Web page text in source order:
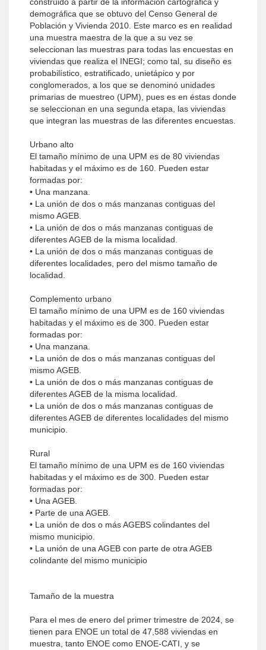
demográfica que se obtuvo del Censo General de
Población y Vivienda 2010. Este marco es en realidad
una muestra maestra de la que a su vez se
seleccionan las muestras para todas las encuestas en
viviendas que realiza el INEGI; como tal, su diseño es
probabilístico, estratificado, unietápico y por
conglomerados, a los que se denominó unidades
primarias de muestreo (UPM), pues es en éstas donde
se seleccionan en una segunda etapa, las viviendas
que integran las muestras de las diferentes encuestas.
Urbano alto
El tamaño mínimo de una UPM es de 80 viviendas
habitadas y el máximo es de 160. Pueden estar
formadas por:
• Una manzana.
• La unión de dos o más manzanas contiguas del
mismo AGEB.
• La unión de dos o más manzanas contiguas de
diferentes AGEB de la misma localidad.
• La unión de dos o más manzanas contiguas de
diferentes localidades, pero del mismo tamaño de
localidad.
Complemento urbano
El tamaño mínimo de una UPM es de 160 viviendas
habitadas y el máximo es de 300. Pueden estar
formadas por:
• Una manzana.
• La unión de dos o más manzanas contiguas del
mismo AGEB.
• La unión de dos o más manzanas contiguas de
diferentes AGEB de la misma localidad.
• La unión de dos o más manzanas contiguas de
diferentes AGEB de diferentes localidades del mismo
municipio.
Rural
El tamaño mínimo de una UPM es de 160 viviendas
habitadas y el máximo es de 300. Pueden estar
formadas por:
• Una AGEB.
• Parte de una AGEB.
• La unión de dos o más AGEBS colindantes del
mismo municipio.
• La unión de una AGEB con parte de otra AGEB
colindante del mismo municipio
Tamaño de la muestra
Para el mes de enero del primer trimestre de 2024, se
tienen para ENOE un total de 47,588 viviendas en
muestra, tanto ENOE como ENOE-CATI, y se